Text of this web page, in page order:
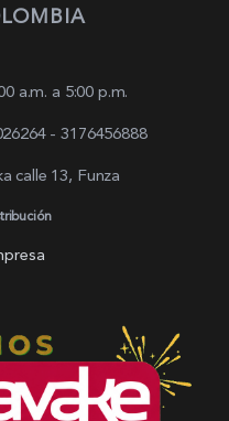
a.m. a 5:00 p.m.
- 3176456888
calle 13, Funza